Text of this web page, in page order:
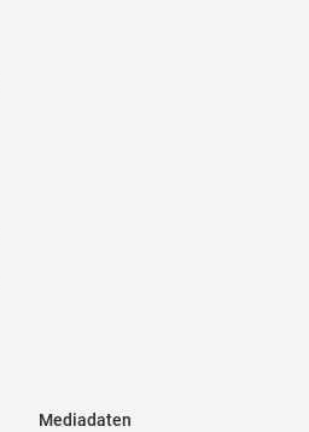
Mediadaten